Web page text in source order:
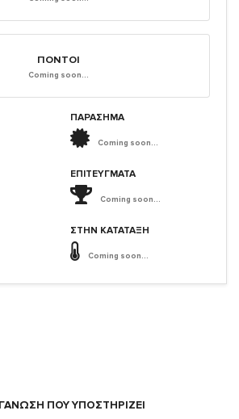
ΠΌΝΤΟΙ
Coming soon...
ΠΑΡΑΣΗΜΑ
Coming soon...
ΕΠΙΤΕΎΓΜΑΤΑ
Coming soon...
ΣΤΗΝ ΚΑΤΆΤΑΞΗ
Coming soon...
ΠΟΥ ΥΠΟΣΤΗΡΙΖΕΙ